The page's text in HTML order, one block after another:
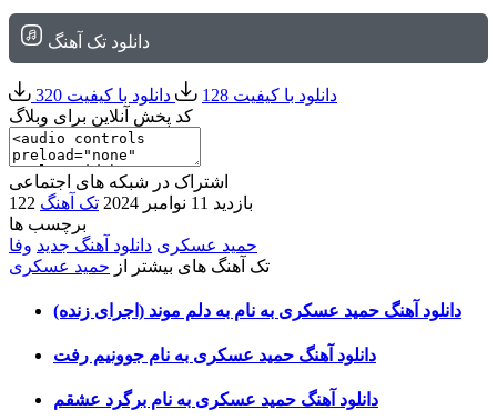
دانلود تک آهنگ
دانلود با کیفیت 128
دانلود با کیفیت 320
کد پخش آنلاین برای وبلاگ
اشتراک در شبکه های اجتماعی
122 بازدید 11 نوامبر 2024
تک آهنگ
برچسب ها
حمید عسکری دانلود آهنگ جدید وفا
تک آهنگ های بیشتر از حمید عسکری
دانلود آهنگ حمید عسکری به نام به دلم موند (اجرای زنده)
دانلود آهنگ حمید عسکری به نام جوونیم رفت
دانلود آهنگ حمید عسکری به نام برگرد عشقم